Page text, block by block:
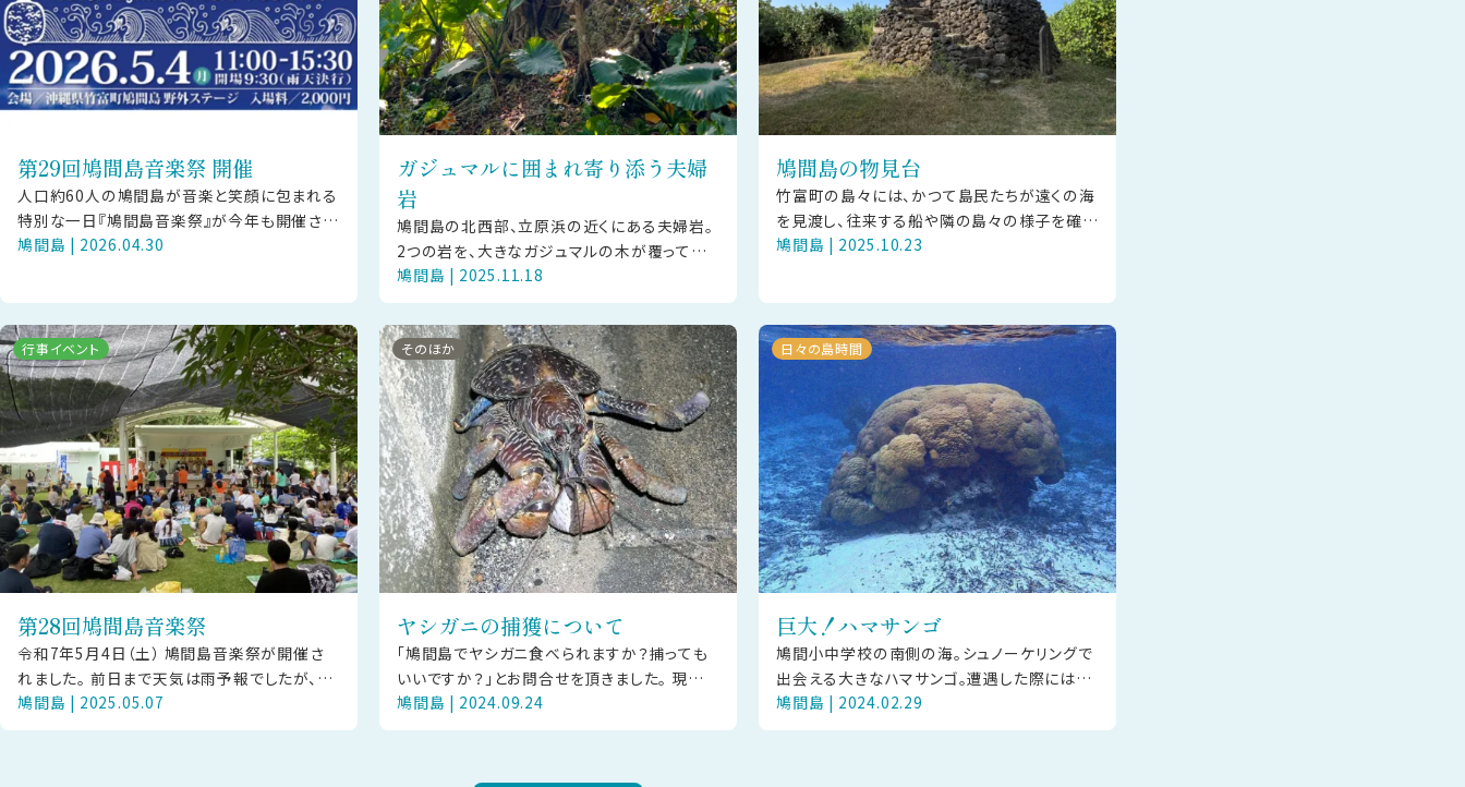
第29回鳩間島音楽祭 開催
人口約60人の鳩間島が音楽と笑顔に包まれる
特別な一日『鳩間島音楽祭』が今年も開催され
ます♪ 日 時：2026年5月4日(祝・月）
鳩間島 | 2026.04.30
ガジュマルに囲まれ寄り添う夫婦
岩
鳩間島の北西部、立原浜の近くにある夫婦岩。
2つの岩を、大きなガジュマルの木が覆ってい
ます。 昔はこの辺が畑だったらしく、耕していた
夫婦がとっても仲が良かったこと
鳩間島 | 2025.11.18
鳩間島の物見台
竹富町の島々には、かつて島民たちが遠くの海
を見渡し、往来する船や隣の島々の様子を確認
したり、火や煙を使って情報を伝え合ったりす
鳩間島 | 2025.10.23
行事イベント
第28回鳩間島音楽祭
令和7年5月4日（土） 鳩間島音楽祭が開催さ
れました。 前日まで天気は雨予報でしたが、当
日青空も見られとても暑い1日となりました。
売店や鳩間島のグッズも多く販
鳩間島 | 2025.05.07
そのほか
ヤシガニの捕獲について
「鳩間島でヤシガニ食べられますか？捕っても
いいですか？」とお問合せを頂きました。 現時
点では竹富町にヤシガニの捕獲を禁止する条
例はありません（近隣の石垣市に
鳩間島 | 2024.09.24
日々の島時間
巨大！ハマサンゴ
鳩間小中学校の南側の海。シュノーケリングで
出会える大きなハマサンゴ。遭遇した際にはそ
の大きさに驚くことでしょう。鳩間の海で大きく
成長できたのは、環境が豊かな証で
鳩間島 | 2024.02.29